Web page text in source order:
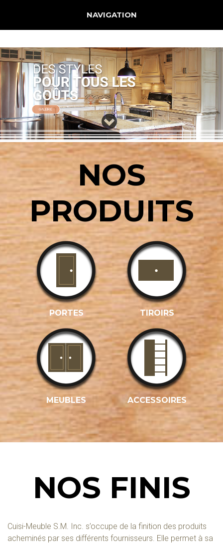
NOS
PRODUITS
PORTES TIROIRS
MEUBLES ACCESSOIRES
NOS FINIS
Cuisi-Meuble S.M. Inc. s’occupe de la finition des produits
acheminés par ses différents fournisseurs. Elle permet à sa
NAVIGATION